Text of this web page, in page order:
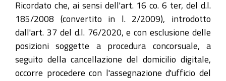
Ricordato che, ai sensi dell'art. 16 co. 6 ter, del d.l.
185/2008 (convertito in l. 2/2009), introdotto
dall'art. 37 del d.l. 76/2020, e con esclusione delle
posizioni soggette a procedura concorsuale, a
seguito della cancellazione del domicilio digitale,
occorre procedere con l'assegnazione d'ufficio del